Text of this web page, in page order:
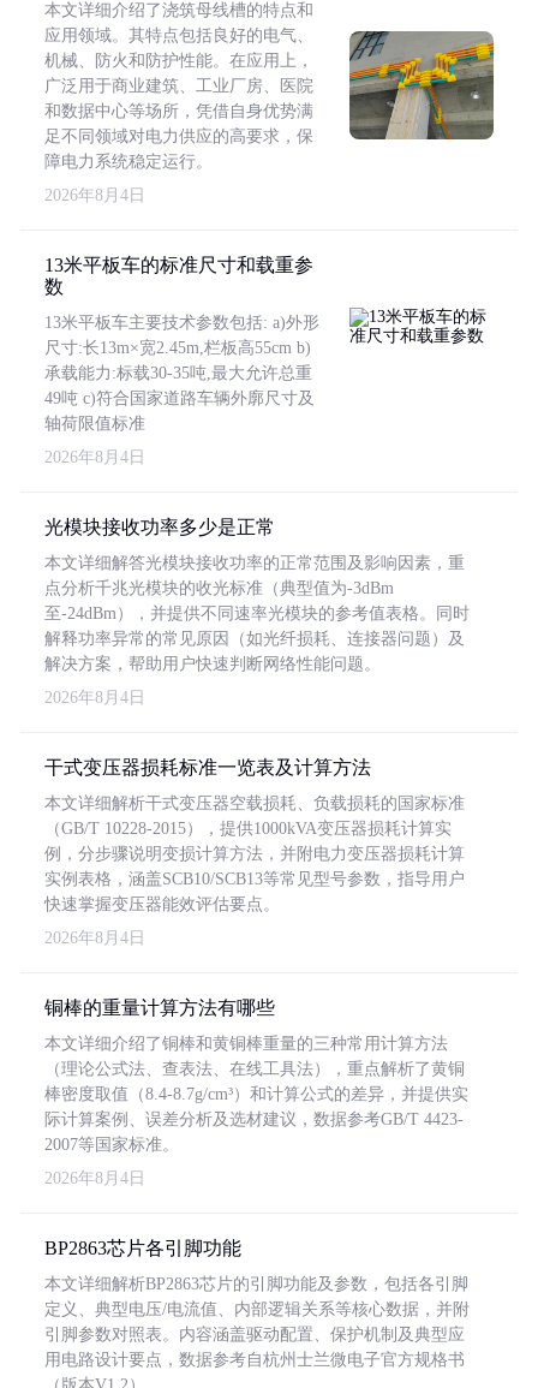
本文详细介绍了浇筑母线槽的特点和
应用领域。其特点包括良好的电气、
机械、防火和防护性能。在应用上，
广泛用于商业建筑、工业厂房、医院
和数据中心等场所，凭借自身优势满
足不同领域对电力供应的高要求，保
障电力系统稳定运行。
2026年8月4日
13米平板车的标准尺寸和载重参
数
13米平板车主要技术参数包括: a)外形
尺寸:长13m×宽2.45m,栏板高55cm b)
承载能力:标载30-35吨,最大允许总重
49吨 c)符合国家道路车辆外廓尺寸及
轴荷限值标准
2026年8月4日
光模块接收功率多少是正常
本文详细解答光模块接收功率的正常范围及影响因素，重
点分析千兆光模块的收光标准（典型值为-3dBm
至-24dBm），并提供不同速率光模块的参考值表格。同时
解释功率异常的常见原因（如光纤损耗、连接器问题）及
解决方案，帮助用户快速判断网络性能问题。
2026年8月4日
干式变压器损耗标准一览表及计算方法
本文详细解析干式变压器空载损耗、负载损耗的国家标准
（GB/T 10228-2015），提供1000kVA变压器损耗计算实
例，分步骤说明变损计算方法，并附电力变压器损耗计算
实例表格，涵盖SCB10/SCB13等常见型号参数，指导用户
快速掌握变压器能效评估要点。
2026年8月4日
铜棒的重量计算方法有哪些
本文详细介绍了铜棒和黄铜棒重量的三种常用计算方法
（理论公式法、查表法、在线工具法），重点解析了黄铜
棒密度取值（8.4-8.7g/cm³）和计算公式的差异，并提供实
际计算案例、误差分析及选材建议，数据参考GB/T 4423-
2007等国家标准。
2026年8月4日
BP2863芯片各引脚功能
本文详细解析BP2863芯片的引脚功能及参数，包括各引脚
定义、典型电压/电流值、内部逻辑关系等核心数据，并附
引脚参数对照表。内容涵盖驱动配置、保护机制及典型应
用电路设计要点，数据参考自杭州士兰微电子官方规格书